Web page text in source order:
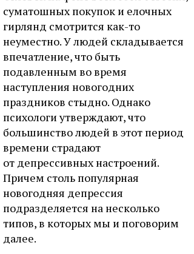
суматошных покупок и елочных
гирлянд смотрится как-то
неуместно. У людей складывается
впечатление, что быть
подавленным во время
наступления новогодних
праздников стыдно. Однако
психологи утверждают, что
большинство людей в этот период
времени страдают
от депрессивных настроений.
Причем столь популярная
новогодняя депрессия
подразделяется на несколько
типов, в которых мы и поговорим
далее.